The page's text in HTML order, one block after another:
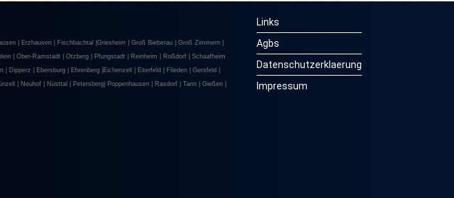
| Erzhausen | Fischbachtal |Griesheim |Groß Bieberau | Groß Zimmern |
|Ober-Ramstadt | Otzberg | Pfungstadt | Reinheim | Roßdorf | Schaafheim
| Dipperz | Ebersburg | Ehrenberg | Eichenzell | Eiterfeld | Flieden |Gersfeld |
| Neuhof | Nüsttal | Petersberg| Poppenhausen | Rasdorf | Tann |Gießen |
Links
Agbs
Datenschutzerklaerung
Impressum